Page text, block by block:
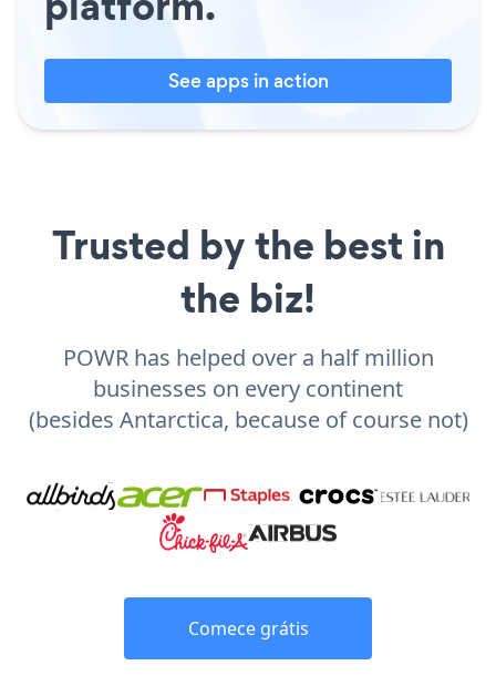
See apps in action
Trusted by the best in
the biz!
POWR has helped over a half million
businesses on every continent
(besides Antarctica, because of course not)
Comece grátis